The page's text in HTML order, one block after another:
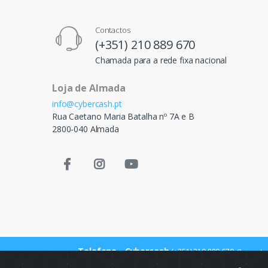
Contactos
(+351) 210 889 670
Chamada para a rede fixa nacional
Loja de Almada
info@cybercash.pt
Rua Caetano Maria Batalha nº 7A e B
2800-040 Almada
Telefone - Cybercash (+351) 210 889 670